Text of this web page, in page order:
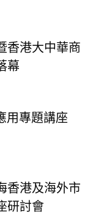
香港大中華商
幕
用專題講座
香港及海外市
研討會